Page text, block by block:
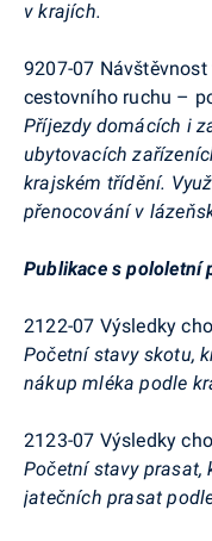
v krajích.
9207-07
cestovního ruchu –
Příjezdy domácích i
ubytovacích
krajském třídění.
přenocování v
Publikace s pololetní
2122-07 Výsledky
Početní stavy skotu,
nákup mléka podle
2123-07 Výsledky
Početní stavy prasat,
jatečních prasat